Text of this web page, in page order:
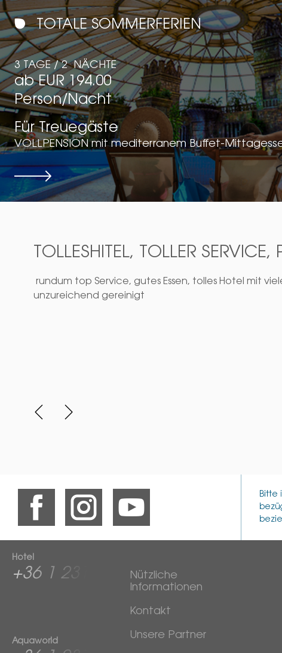
TOTALE SOMMERFERIEN
3 TAGE / 2 NÄCHTE
ab EUR 194.00
Person/Nacht
Für Treuegäste
VOLLPENSION mit mediterranem Buffet-
Details
TOLLESHITEL, TOLLER SERVICE,
rundum top Service, gutes Essen, tolles Hotel mit
unzureichend gereinigt
Bitte
Hotel
+36 1 2313
Aquaworld
Nützliche
Informationen
Kontakt
Unsere Partner